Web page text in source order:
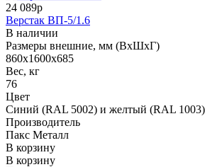
24 089р
Верстак ВП-5/1.6
В наличии
Размеры внешние, мм (ВхШхГ)
860х1600х685
Вес, кг
76
Цвет
Синий (RAL 5002) и желтый (RAL 1003)
Производитель
Пакс Металл
В корзину
В корзину